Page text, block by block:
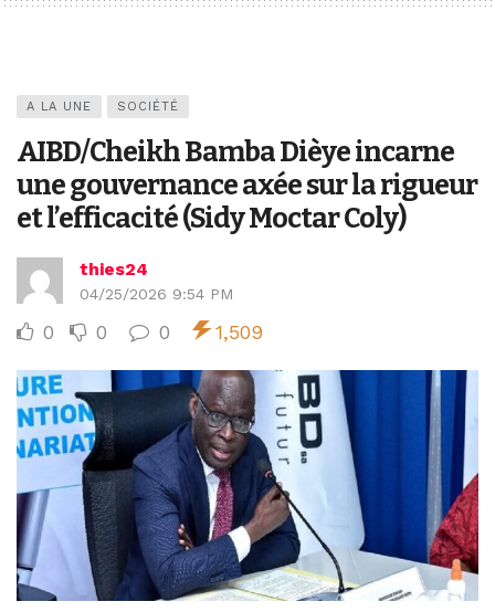
A LA UNE SOCIÉTÉ
AIBD/Cheikh Bamba Dièye incarne
une gouvernance axée sur la rigueur
et l’efficacité (Sidy Moctar Coly)
thies24
04/25/2026 9:54 PM
0 0 0 1,509